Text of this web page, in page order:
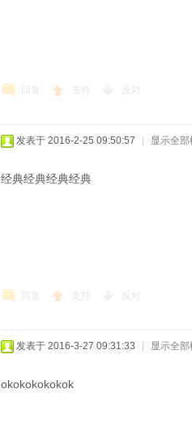
回复 支持 反对
发表于 2016-2-25 09:50:57 显示全部
经典经典经典经典
回复 支持 反对
发表于 2016-3-27 09:31:33 显示全部
okokokokokok